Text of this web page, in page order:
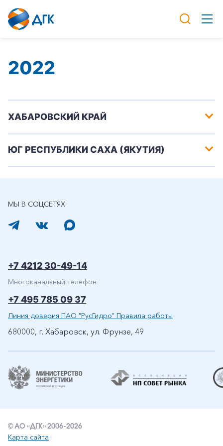
2022
ХАБАРОВСКИЙ КРАЙ
ЮГ РЕСПУБЛИКИ САХА (ЯКУТИЯ)
МЫ В СОЦСЕТЯХ
+7 4212 30-49-14
Многоканальный телефон
+7 495 785 09 37
Линия доверия ПАО "РусГидро" Правила работы
680000, г. Хабаровск, ул. Фрунзе, 49
© АО «ДГК» 2006-2026
Карта сайта